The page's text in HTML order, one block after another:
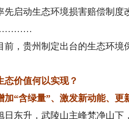
动生态环境损害赔偿制度改
贵州制定出台的生态环境保
价值何以实现？
含绿量”、激发新动能、更
升，武陵山主峰梵净山下，